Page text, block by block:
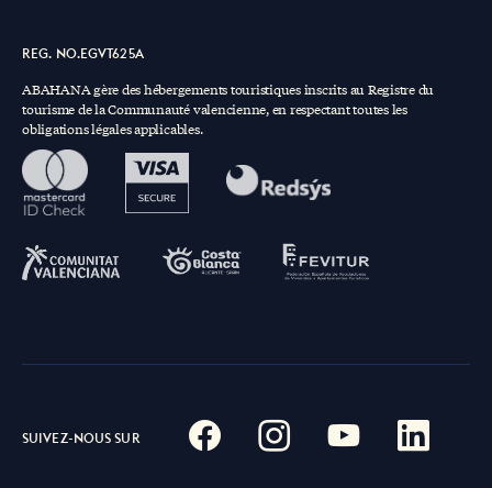
REG. NO.EGVT625A
ABAHANA gère des hébergements touristiques inscrits au Registre du
tourisme de la Communauté valencienne, en respectant toutes les
obligations légales applicables.
SUIVEZ-NOUS SUR